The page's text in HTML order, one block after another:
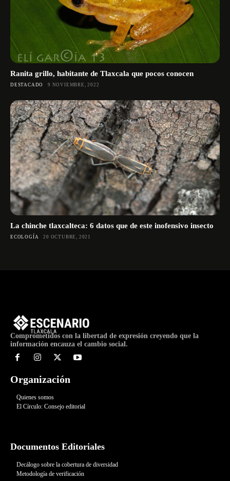
Ranita grillo, habitante de Tlaxcala que pocos conocen
DESTACADO 9 NOVIEMBRE, 2022
La chinche tlaxcalteca: 6 datos que de este inofensivo insecto
ECOLOGÍA 20 OCTUBRE, 2021
Comprometidos con la libertad de expresión creyendo que la
información encauza el cambio social.
Organización
Quienes somos
El Círculo: Consejo editorial
Documentos Editoriales
Decálogo sobre la cobertura de diversidad
Metodología de verificación